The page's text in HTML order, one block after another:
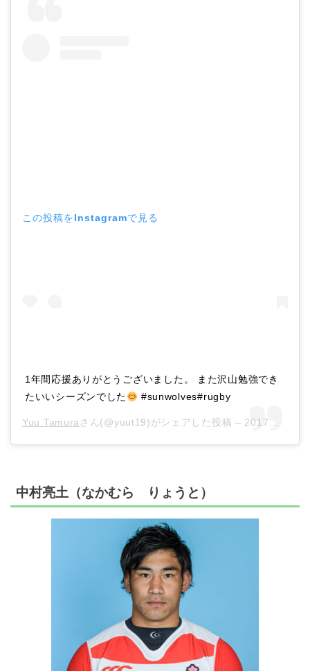
この投稿をInstagramで見る
1年間応援ありがとうございました。 また沢山勉強でき
たいいシーズンでした
#sunwolves#rugby
Yuu Tamura さん(@yuut19)がシェアした投稿 – 2017年 7月月17日午前5時24分PDT
中村亮土（なかむら りょうと）